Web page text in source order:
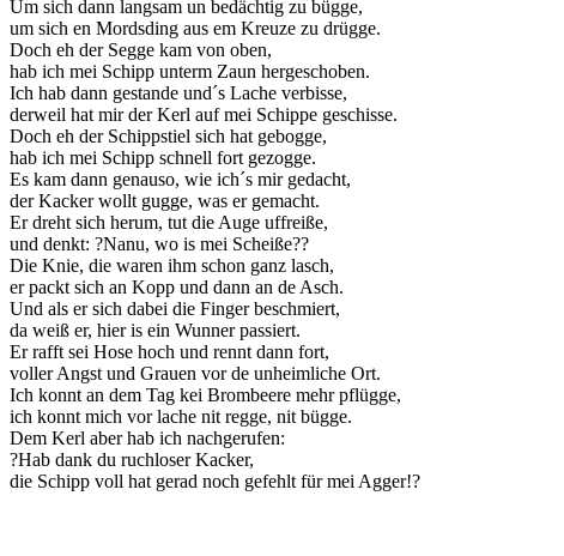
Um sich dann langsam un bedächtig zu bügge,
um sich en Mordsding aus em Kreuze zu drügge.
Doch eh der Segge kam von oben,
hab ich mei Schipp unterm Zaun hergeschoben.
Ich hab dann gestande und´s Lache verbisse,
derweil hat mir der Kerl auf mei Schippe geschisse.
Doch eh der Schippstiel sich hat gebogge,
hab ich mei Schipp schnell fort gezogge.
Es kam dann genauso, wie ich´s mir gedacht,
der Kacker wollt gugge, was er gemacht.
Er dreht sich herum, tut die Auge uffreiße,
und denkt: ?Nanu, wo is mei Scheiße??
Die Knie, die waren ihm schon ganz lasch,
er packt sich an Kopp und dann an de Asch.
Und als er sich dabei die Finger beschmiert,
da weiß er, hier is ein Wunner passiert.
Er rafft sei Hose hoch und rennt dann fort,
voller Angst und Grauen vor de unheimliche Ort.
Ich konnt an dem Tag kei Brombeere mehr pflügge,
ich konnt mich vor lache nit regge, nit bügge.
Dem Kerl aber hab ich nachgerufen:
?Hab dank du ruchloser Kacker,
die Schipp voll hat gerad noch gefehlt für mei Agger!?